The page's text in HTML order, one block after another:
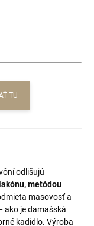
TU
odlišujú
metódou
masovosť a
ako je damašská
kadidlo. Výroba